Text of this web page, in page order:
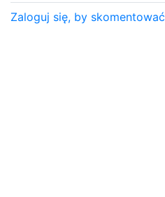
Zaloguj się, by skomentować